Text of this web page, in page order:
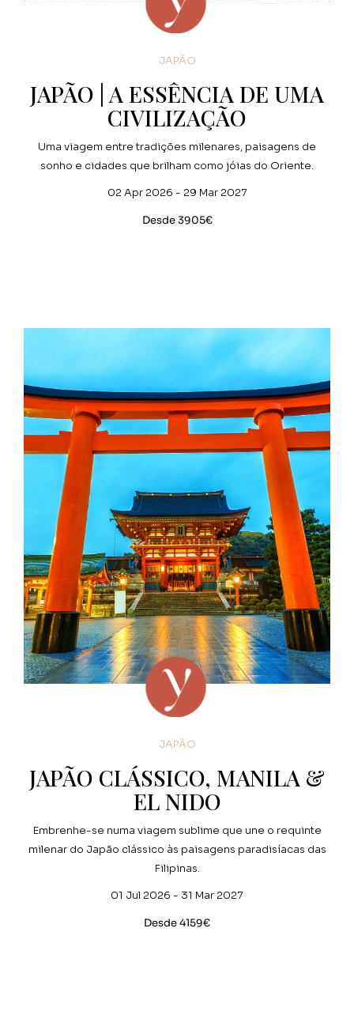
JAPÃO
JAPÃO | A ESSÊNCIA DE UMA
CIVILIZAÇÃO
Uma viagem entre tradições milenares, paisagens de
sonho e cidades que brilham como jóias do Oriente.
02 Apr 2026 - 29 Mar 2027
Desde 3905€
JAPÃO
JAPÃO CLÁSSICO, MANILA &
EL NIDO
Embrenhe-se numa viagem sublime que une o requinte
milenar do Japão clássico às paisagens paradisíacas das
Filipinas.
01 Jul 2026 - 31 Mar 2027
Desde 4159€